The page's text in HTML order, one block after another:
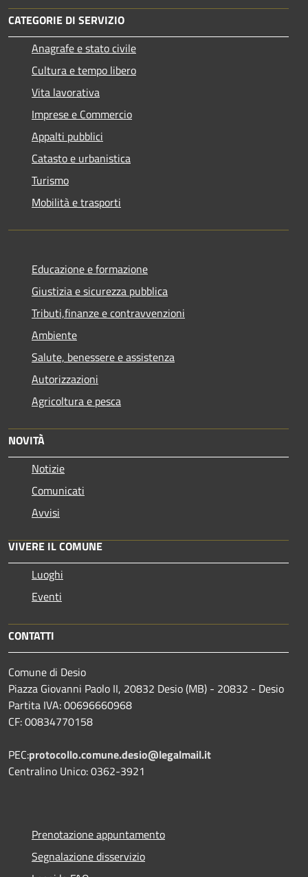
CATEGORIE DI SERVIZIO
Anagrafe e stato civile
Cultura e tempo libero
Vita lavorativa
Imprese e Commercio
Appalti pubblici
Catasto e urbanistica
Turismo
Mobilità e trasporti
Educazione e formazione
Giustizia e sicurezza pubblica
Tributi,finanze e contravvenzioni
Ambiente
Salute, benessere e assistenza
Autorizzazioni
Agricoltura e pesca
NOVITÀ
Notizie
Comunicati
Avvisi
VIVERE IL COMUNE
Luoghi
Eventi
CONTATTI
Comune di Desio
Piazza Giovanni Paolo II, 20832 Desio (MB) - 20832 - Desio
Partita IVA: 00696660968
CF: 00834770158
PEC:protocollo.comune.desio@legalmail.it
Centralino Unico: 0362-3921
Prenotazione appuntamento
Segnalazione disservizio